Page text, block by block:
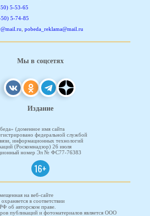
5-53-65
5-74-85
pobeda_reklama@mail.ru
Мы в соцсетях
Издание
(доменное имя сайта
федеральной службой
информационных технологий
(Роскомнадзор) 26 июля
номер Эл № ФС77-76383
16+
на веб-сайте
в соответствии
об авторском праве.
публикаций и фотоматериалов является ООО